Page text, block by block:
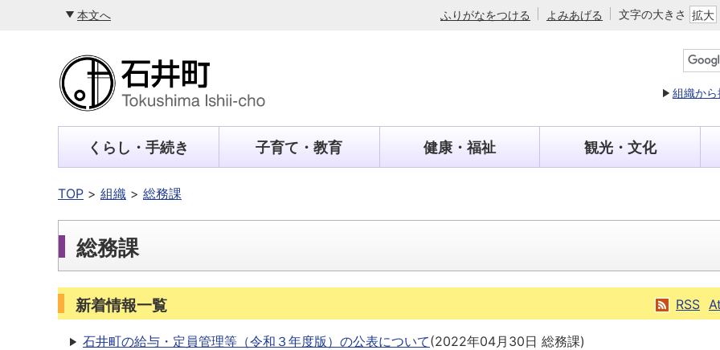
本文へ ふりがなをつける よみあげる 文字の大きさ 拡大
組織か
くらし・手続き 子育て・教育 健康・福祉 観光・文化
TOP 組織 総務課
総務課
RSS
新着情報一覧
石井町の給与・定員管理等（令和３年度版）の公表について(2022年04月30日 総務課)